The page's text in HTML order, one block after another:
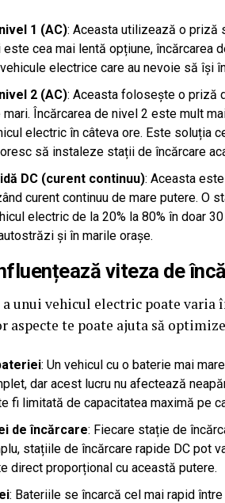
1 (AC): Aceasta utilizează o priză
este cea mai lentă opțiune, încărcarea
electrice care au nevoie să își
2 (AC): Aceasta folosește o priză
Încărcarea de nivel 2 este mult
electric în câteva ore. Este soluția
să instaleze stații de încărcare
DC (curent continuu): Aceasta
curent continuu de mare putere. O
electric de la 20% la 80% în doar
și în marile orașe.
viteza de
a unui vehicul electric poate
aspecte te poate ajuta să
: Un vehicul cu o baterie mai
dar acest lucru nu afectează
fi limitată de capacitatea maximă pe
de încărcare: Fiecare stație de
stațiile de încărcare rapide DC pot
direct proporțional cu această putere.
: Bateriile se încarcă cel mai rapid